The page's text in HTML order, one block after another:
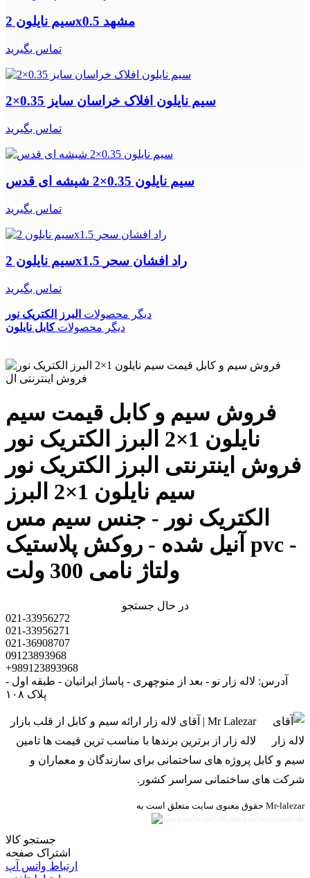
سیم نایلون 2x0.5 مشهد
تماس بگیرید
سیم نایلون افلاک خراسان سایز 0.35×2
تماس بگیرید
سیم نایلون 0.35×2 شیشه ای قدس
تماس بگیرید
سیم نایلون 2x1.5 راد افشان سحر
تماس بگیرید
دیگر محصولات البرز الکتریک نور
دیگر محصولاتکابل نایلون
فروش سیم و کابل قیمت سیم
نایلون 1×2 البرز الکتریک نور
فروش اینترنتی البرز الکتریک نور
سیم نایلون 1×2 البرز
الکتریک نور - جنس سیم مس
آنیل شده - روکش پلاستیک pvc -
ولتاژ نامی 300 ولت
در حال جستجو
021-33956272
021-33956271
021-36908707
09123893968
+989123893968
آدرس: لاله زار نو - بعد از منوچهری - پاساژ ایرانیان - طبقه اول -
پلاک ۱۰۸
Mr Lalezar | آقای لاله زار ارائه سیم و کابل از قلب بازار
لاله زار از برترین برندها با مناسب ترین قیمت ها تامین
سیم و کابل پروژه های ساختمانی برای سازندگان و معماران و
شرکت های ساختمانی سراسر کشور.
حقوق معنوی سایت متعلق است به Mr-lalezar
جستجو کالا
اشتراک صفحه
ارتباط واتس آپ